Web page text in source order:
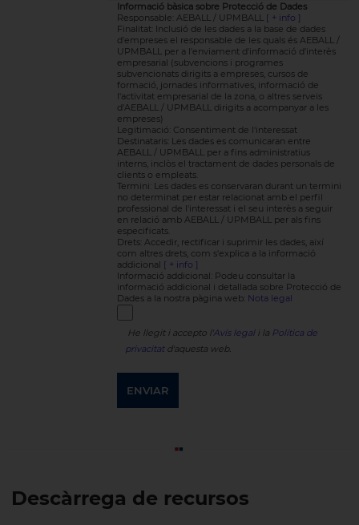
Informació bàsica sobre Protecció de Dades
Responsable: AEBALL / UPMBALL [ + info ]
Finalitat: Inclusió de les dades a la base de dades
d'empreses el responsable de les quals és AEBALL /
UPMBALL per a l'enviament d'informació d'interès
empresarial (subvencions i programes
subvencionats dirigits a empreses, cursos de
formació, jornades informatives, informació de
l'activitat empresarial de la zona, o altres serveis
d'AEBALL / UPMBALL dirigits a acompanyar a les
empreses)
Legitimació: Consentiment de l'interessat
Destinataris: Les dades es comunicaran entre
AEBALL / UPMBALL per a fins administratius
interns, inclòs el tractament de dades personals de
clients o empleats.
Termini: Les dades es conservaran durant un termini
no determinat per estar relacionat amb el perfil
professional de l'interessat i el seu interès a seguir
en relació amb AEBALL / UPMBALL per als fins
especificats.
Drets: Accedir, rectificar i suprimir les dades, així
com altres drets, com s'explica a la informació
addicional [ + info ]
Informació addicional: Podeu consultar la
informació addicional i detallada sobre Protecció de
Dades a la nostra pàgina web: Nota legal
He llegit i accepto l'Avís legali la Política de
privacitatd'aquesta web.
ENVIAR
Descàrrega de recursos